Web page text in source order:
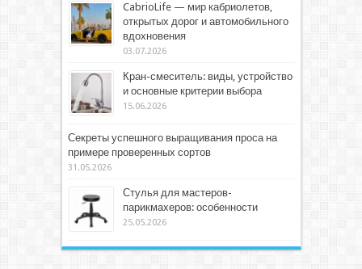
CabrioLife — мир кабриолетов,
открытых дорог и автомобильного
вдохновения
03.07.2026
Кран-смеситель: виды, устройство
и основные критерии выбора
15.06.2026
Секреты успешного выращивания проса на
примере проверенных сортов
31.05.2026
Стулья для мастеров-
парикмахеров: особенности
25.05.2026